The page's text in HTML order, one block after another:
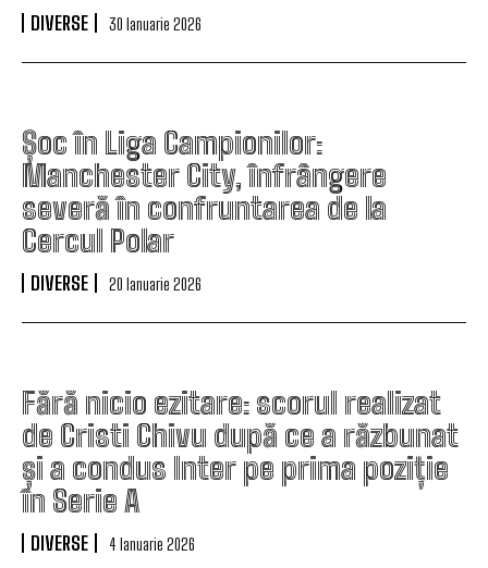
DIVERSE 30 Ianuarie 2026
Șoc în Liga Campionilor:
Manchester City, înfrângere
severă în confruntarea de la
Cercul Polar
DIVERSE 20 Ianuarie 2026
Fără nicio ezitare: scorul realizat
de Cristi Chivu după ce a răzbunat
și a condus Inter pe prima poziție
în Serie A
DIVERSE 4 Ianuarie 2026